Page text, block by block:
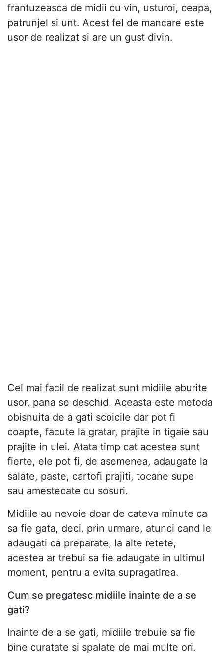
frantuzeasca de midii cu vin, usturoi, ceapa,
patrunjel si unt. Acest fel de mancare este
usor de realizat si are un gust divin.
Cel mai facil de realizat sunt midiile aburite
usor, pana se deschid. Aceasta este metoda
obisnuita de a gati scoicile dar pot fi
coapte, facute la gratar, prajite in tigaie sau
prajite in ulei. Atata timp cat acestea sunt
fierte, ele pot fi, de asemenea, adaugate la
salate, paste, cartofi prajiti, tocane supe
sau amestecate cu sosuri.
Midiile au nevoie doar de cateva minute ca
sa fie gata, deci, prin urmare, atunci cand le
adaugati ca preparate, la alte retete,
acestea ar trebui sa fie adaugate in ultimul
moment, pentru a evita supragatirea.
Cum se pregatesc midiile inainte de a se
gati?
Inainte de a se gati, midiile trebuie sa fie
bine curatate si spalate de mai multe ori.